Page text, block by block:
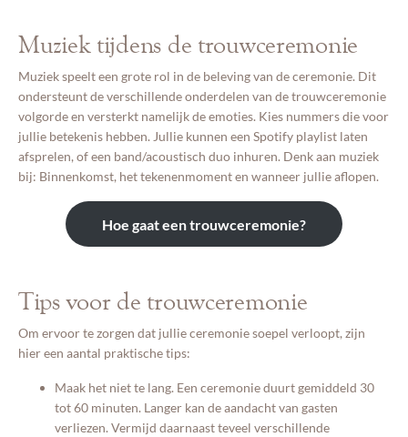
Muziek tijdens de trouwceremonie
Muziek speelt een grote rol in de beleving van de ceremonie. Dit
ondersteunt de verschillende onderdelen van de trouwceremonie
volgorde en versterkt namelijk de emoties. Kies nummers die voor
jullie betekenis hebben. Jullie kunnen een Spotify playlist laten
afsprelen, of een band/acoustisch duo inhuren. Denk aan muziek
bij: Binnenkomst, het tekenenmoment en wanneer jullie aflopen.
Hoe gaat een trouwceremonie?
Tips voor de trouwceremonie
Om ervoor te zorgen dat jullie ceremonie soepel verloopt, zijn
hier een aantal praktische tips:
Maak het niet te lang. Een ceremonie duurt gemiddeld 30
tot 60 minuten. Langer kan de aandacht van gasten
verliezen. Vermijd daarnaast teveel verschillende